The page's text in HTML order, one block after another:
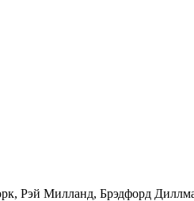
Рэй Милланд, Брэдфорд